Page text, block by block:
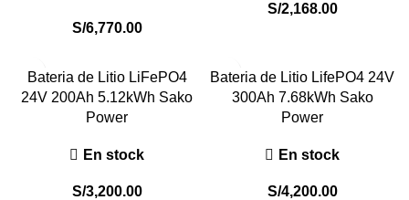
S/6,770.00
S/2,168.00
Bateria de Litio LiFePO4
24V 200Ah 5.12kWh Sako
Power
En stock
S/3,200.00
Bateria de Litio LifePO4 24V
300Ah 7.68kWh Sako
Power
En stock
S/4,200.00